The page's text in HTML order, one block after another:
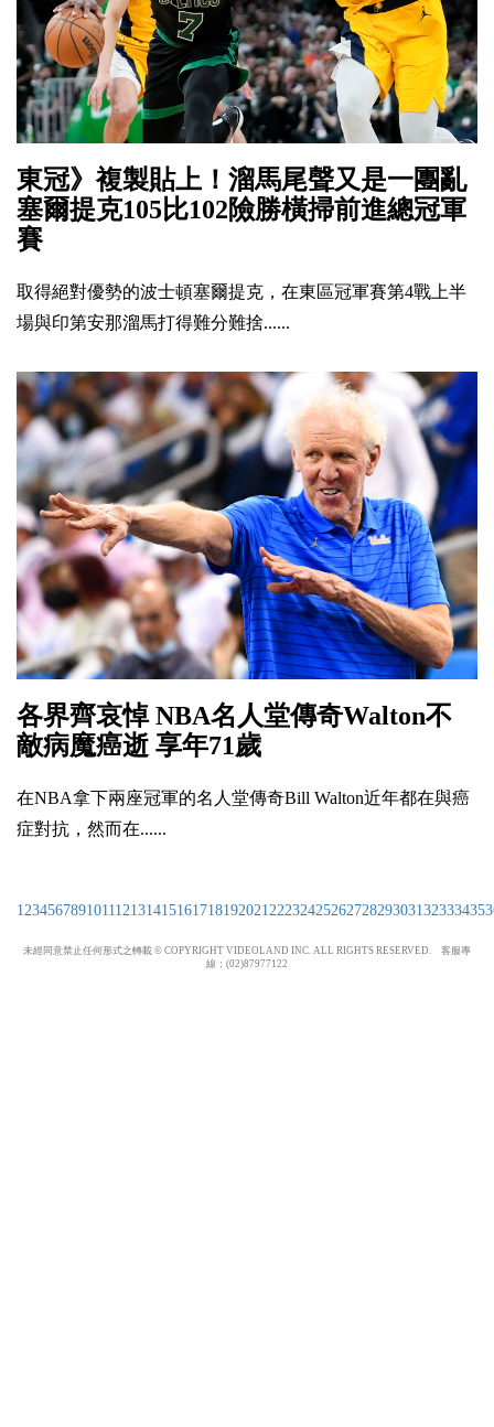
東冠》複製貼上！溜馬尾聲又是一團亂
塞爾提克105比102險勝橫掃前進總冠軍
賽
取得絕對優勢的波士頓塞爾提克，在東區冠軍賽第4戰上半
場與印第安那溜馬打得難分難捨......
各界齊哀悼 NBA名人堂傳奇Walton不
敵病魔癌逝 享年71歲
在NBA拿下兩座冠軍的名人堂傳奇Bill Walton近年都在與癌
症對抗，然而在......
1234567891011121314151617181920212223242526272829303132333435
未經同意禁止任何形式之轉載 © COPYRIGHT VIDEOLAND INC. ALL RIGHTS RESERVED. 客服專
線：(02)87977122